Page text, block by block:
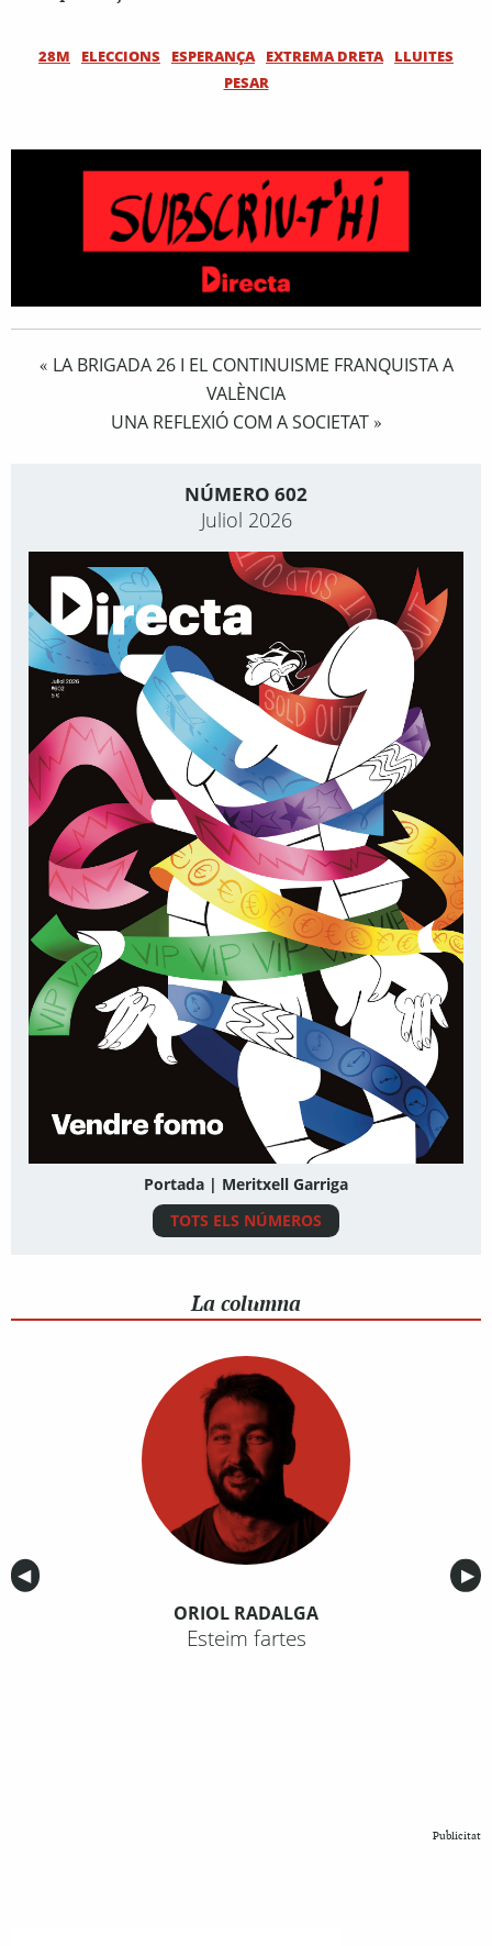
28M ELECCIONS ESPERANÇA EXTREMA DRETA
LLUITES
PESAR
« LA BRIGADA 26 I EL CONTINUISME FRANQUISTA A
VALÈNCIA
UNA REFLEXIÓ COM A SOCIETAT»
NÚMERO 602
Juliol 2026
Portada | Meritxell Garriga
TOTS ELS NÚMEROS
La columna
Anterior
◀︎ ▶︎
ORIOL RADALGA
Esteim fartes
Publicitat